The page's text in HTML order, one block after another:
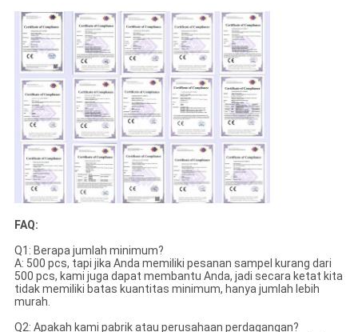
FAQ:
Q1: Berapa jumlah minimum?
A: 500 pcs, tapi jika Anda memiliki pesanan sampel kurang dari
500 pcs, kami juga dapat membantu Anda, jadi secara ketat kita
tidak memiliki batas kuantitas minimum, hanya jumlah lebih
murah.
Q2: Apakah kami pabrik atau perusahaan perdagangan?